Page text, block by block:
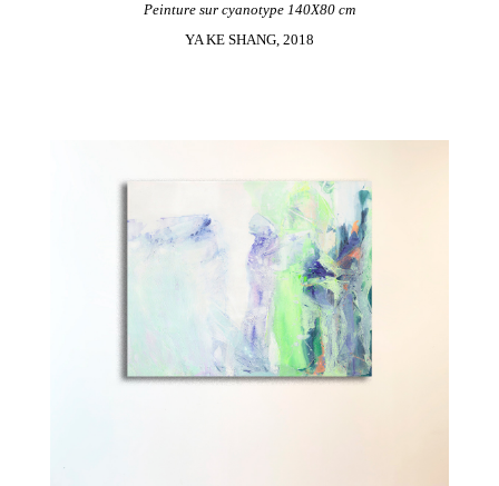
Peinture sur cyanotype 140X80 cm
YA KE SHANG, 2018